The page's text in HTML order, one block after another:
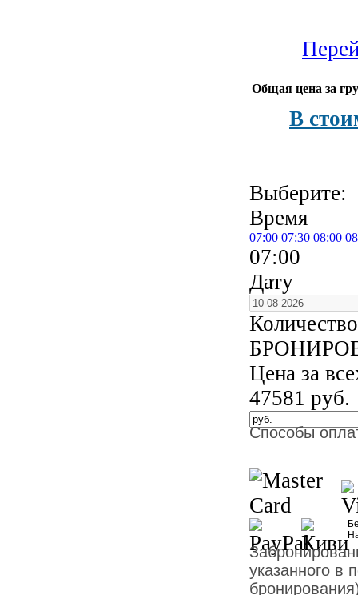
Общая цена за
В
Выберите:
Время
07:00 07:30 08:00
07:00
Дату
Цена за
47581 руб.
Способы
указанного в